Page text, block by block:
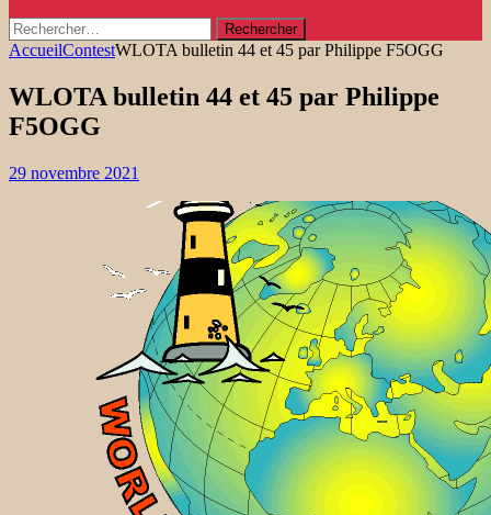
Rechercher :
AccueilContestWLOTA bulletin 44 et 45 par Philippe F5OGG
WLOTA bulletin 44 et 45 par Philippe
F5OGG
29 novembre 2021